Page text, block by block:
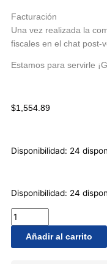
Facturación
Una vez realizada la
fiscales en el chat post-
Estamos para servirle
$1,554.89
Disponibilidad: 24
Disponibilidad: 24
De
Agua
New
Holland
Tractor
Añadir al carrito